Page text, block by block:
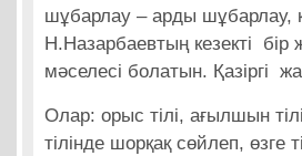
шұбарлау – арды шұбарлау,
Н.Назарбаевтың кезекті бір
мәселесі болатын. Қазіргі
Олар: орыс тілі, ағылшын
тілінде шорқақ сөйлеп,